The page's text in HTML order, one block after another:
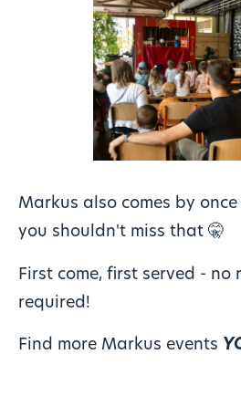
Markus also comes by
you shouldn't miss that 🤫
First come, first served - no
required!
Find more Markus events